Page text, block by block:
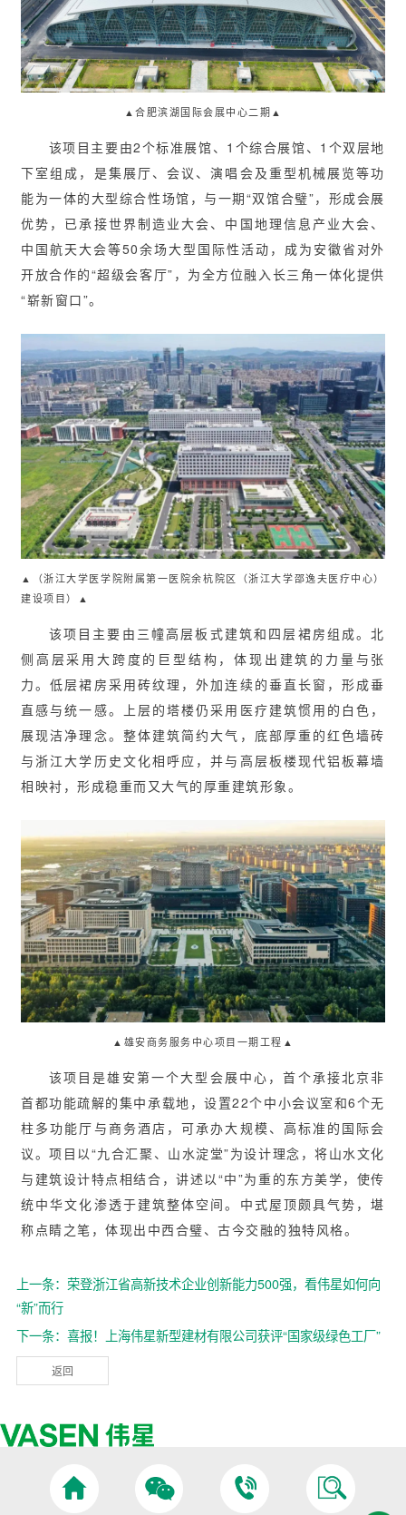
▲合肥滨湖国际会展中心二期▲
该项目主要由2个标准展馆、1个综合展馆、1个双层地
下室组成，是集展厅、会议、演唱会及重型机械展览等功
能为一体的大型综合性场馆，与一期“双馆合璧”，形成会展
优势，已承接世界制造业大会、中国地理信息产业大会、
中国航天大会等50余场大型国际性活动，成为安徽省对外
开放合作的“超级会客厅”，为全方位融入长三角一体化提供
“崭新窗口”。
▲（浙江大学医学院附属第一医院余杭院区（浙江大学邵逸夫医疗中心）
建设项目）▲
该项目主要由三幢高层板式建筑和四层裙房组成。北
侧高层采用大跨度的巨型结构，体现出建筑的力量与张
力。低层裙房采用砖纹理，外加连续的垂直长窗，形成垂
直感与统一感。上层的塔楼仍采用医疗建筑惯用的白色，
展现洁净理念。整体建筑简约大气，底部厚重的红色墙砖
与浙江大学历史文化相呼应，并与高层板楼现代铝板幕墙
相映衬，形成稳重而又大气的厚重建筑形象。
▲雄安商务服务中心项目一期工程▲
该项目是雄安第一个大型会展中心，首个承接北京非
首都功能疏解的集中承载地，设置22个中小会议室和6个无
柱多功能厅与商务酒店，可承办大规模、高标准的国际会
议。项目以“九合汇聚、山水淀堂”为设计理念，将山水文化
与建筑设计特点相结合，讲述以“中”为重的东方美学，使传
统中华文化渗透于建筑整体空间。中式屋顶颇具气势，堪
称点睛之笔，体现出中西合璧、古今交融的独特风格。
上一条：荣登浙江省高新技术企业创新能力500强，看伟星如何向
“新”而行
下一条：喜报！上海伟星新型建材有限公司获评“国家级绿色工厂”
返回